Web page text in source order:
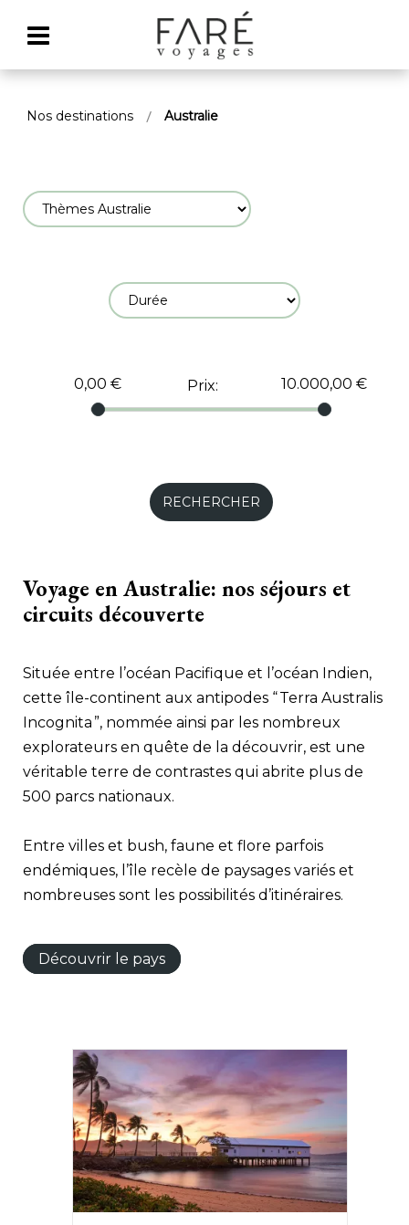
Nos destinations Australie
Prix:
0,00 € 10.000,00 €
Voyage en Australie: nos séjours et
circuits découverte
Située entre l’océan Pacifique et l’océan Indien,
cette île-continent aux antipodes “ Terra Australis
Incognita ”, nommée ainsi par les nombreux
explorateurs en quête de la découvrir, est une
véritable terre de contrastes qui abrite plus de
500 parcs nationaux.
Entre villes et bush, faune et flore parfois
endémiques, l’île recèle de paysages variés et
nombreuses sont les possibilités d’itinéraires.
Découvrir le pays